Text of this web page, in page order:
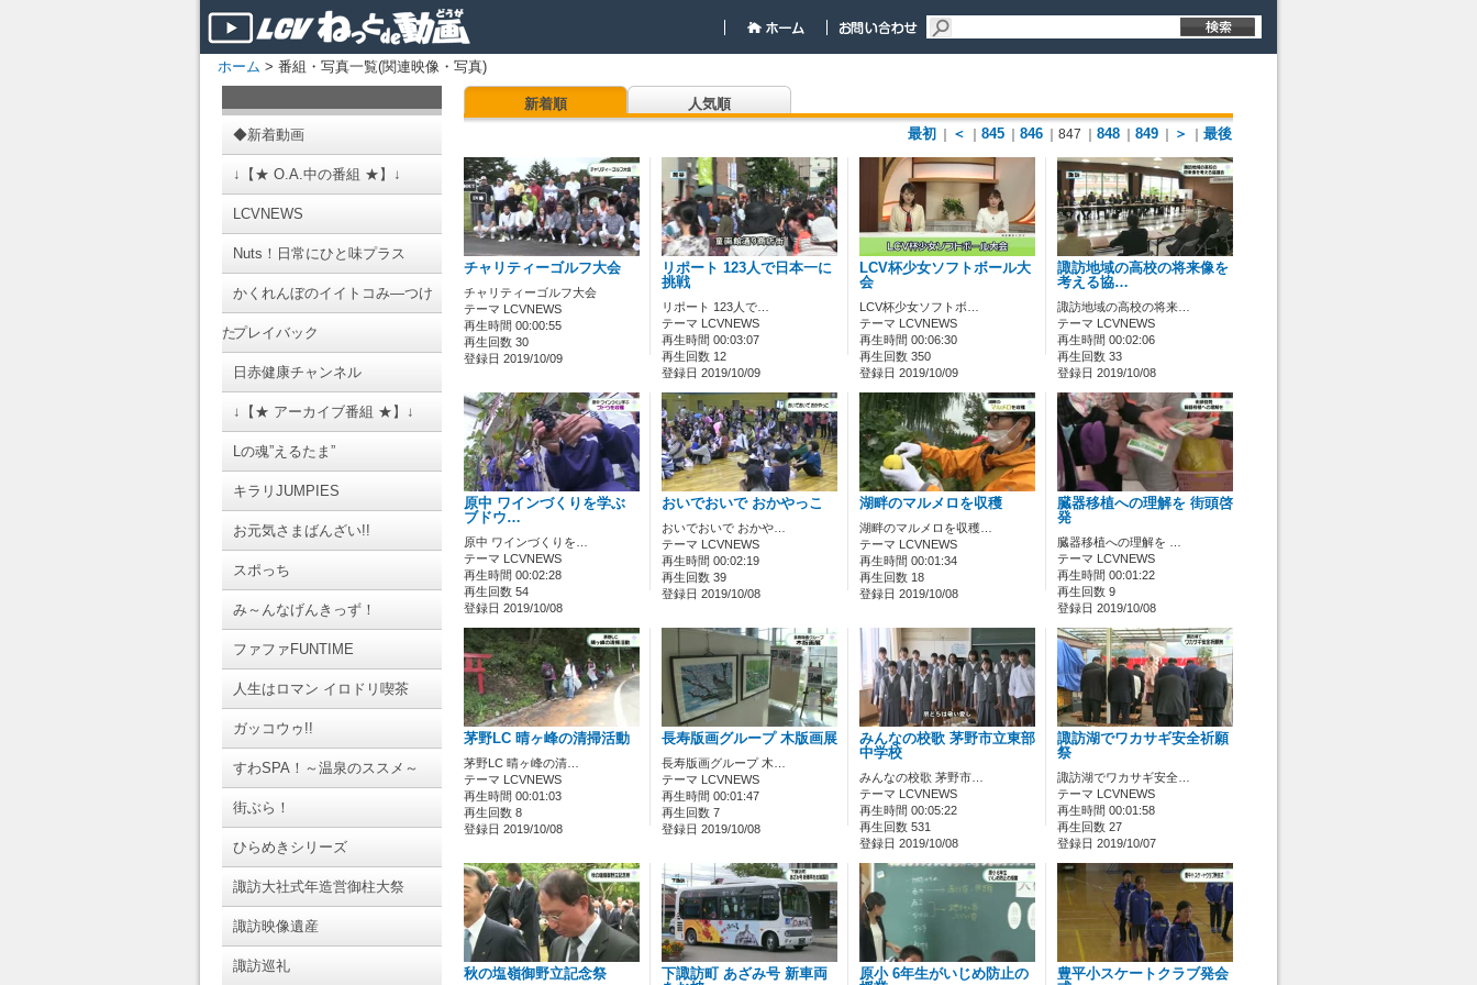
ホーム > 番組・写真一覧(関連映像・写真)
◆新着動画
↓【★ O.A.中の番組 ★】↓
LCVNEWS
Nuts！日常にひと味プラス
かくれんぼのイイトコみ―つけ
たプレイバック
日赤健康チャンネル
↓【★ アーカイブ番組 ★】↓
Lの魂”えるたま”
キラリJUMPIES
お元気さまばんざい!!
スポっち
み～んなげんきっず！
ファファFUNTIME
人生はロマン イロドリ喫茶
ガッコウゥ!!
すわSPA！～温泉のススメ～
街ぶら！
ひらめきシリーズ
諏訪大社式年造営御柱大祭
諏訪映像遺産
諏訪巡礼
新着順
人気順
最初
＜ 845 846 ｜847 848 849 ＞ 最後
チャリティーゴルフ大会
チャリティーゴルフ大会
テーマ LCVNEWS
再生時間 00:00:55
再生回数 30
登録日 2019/10/09
リポート 123人で日本一に
挑戦
リポート 123人で…
テーマ LCVNEWS
再生時間 00:03:07
再生回数 12
登録日 2019/10/09
LCV杯少女ソフトボール大
会
LCV杯少女ソフトボ…
テーマ LCVNEWS
再生時間 00:06:30
再生回数 350
登録日 2019/10/09
諏訪地域の高校の将来像を
考える協…
諏訪地域の高校の将来…
テーマ LCVNEWS
再生時間 00:02:06
再生回数 33
登録日 2019/10/08
原中 ワインづくりを学ぶ
ブドウ…
原中 ワインづくりを…
テーマ LCVNEWS
再生時間 00:02:28
再生回数 54
登録日 2019/10/08
おいでおいで おかやっこ
おいでおいで おかや…
テーマ LCVNEWS
再生時間 00:02:19
再生回数 39
登録日 2019/10/08
湖畔のマルメロを収穫
湖畔のマルメロを収穫…
テーマ LCVNEWS
再生時間 00:01:34
再生回数 18
登録日 2019/10/08
臓器移植への理解を 街頭啓
発
臓器移植への理解を …
テーマ LCVNEWS
再生時間 00:01:22
再生回数 9
登録日 2019/10/08
茅野LC 晴ヶ峰の清掃活動
茅野LC 晴ヶ峰の清…
テーマ LCVNEWS
再生時間 00:01:03
再生回数 8
登録日 2019/10/08
長寿版画グループ 木版画展
長寿版画グループ 木…
テーマ LCVNEWS
再生時間 00:01:47
再生回数 7
登録日 2019/10/08
みんなの校歌 茅野市立東部
中学校
みんなの校歌 茅野市…
テーマ LCVNEWS
再生時間 00:05:22
再生回数 531
登録日 2019/10/08
諏訪湖でワカサギ安全祈願
祭
諏訪湖でワカサギ安全…
テーマ LCVNEWS
再生時間 00:01:58
再生回数 27
登録日 2019/10/07
秋の塩嶺御野立記念祭
下諏訪町 あざみ号 新車両
原小 6年生がいじめ防止の
豊平小スケートクラブ発会